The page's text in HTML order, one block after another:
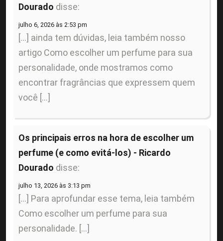
Dourado disse:
julho 6, 2026 às 2:53 pm
[…] ainda tem dúvidas, leia também nosso
artigo Como escolher um perfume para sua
personalidade, onde mostramos como
encontrar fragrâncias que expressem quem
você […]
Os principais erros na hora de escolher um
perfume (e como evitá-los) - Ricardo
Dourado disse:
julho 13, 2026 às 3:13 pm
[…] Para aprofundar esse tema, leia também
Como escolher um perfume para sua
personalidade. […]